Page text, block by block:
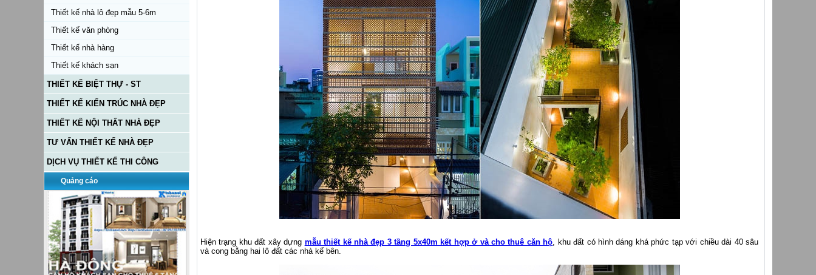
Thiết kế nhà lô đẹp mẫu 5-6m
Thiết kế văn phòng
Thiết kế nhà hàng
Thiết kế khách sạn
THIẾT KẾ BIỆT THỰ - ST
THIẾT KẾ KIẾN TRÚC NHÀ ĐẸP
THIẾT KẾ NỘI THẤT NHÀ ĐẸP
TƯ VẤN THIẾT KẾ NHÀ ĐẸP
DỊCH VỤ THIẾT KẾ THI CÔNG
Quảng cáo
Hiện trạng khu đất xây dựng mẫu thiết kế nhà đẹp 3 tầng 5x40m kết hợp ở và cho thuê căn hộ, khu đất có hình dáng khá phức tạp với chiều dài 40 sâu
và cong bằng hai lô đất các nhà kế bên.